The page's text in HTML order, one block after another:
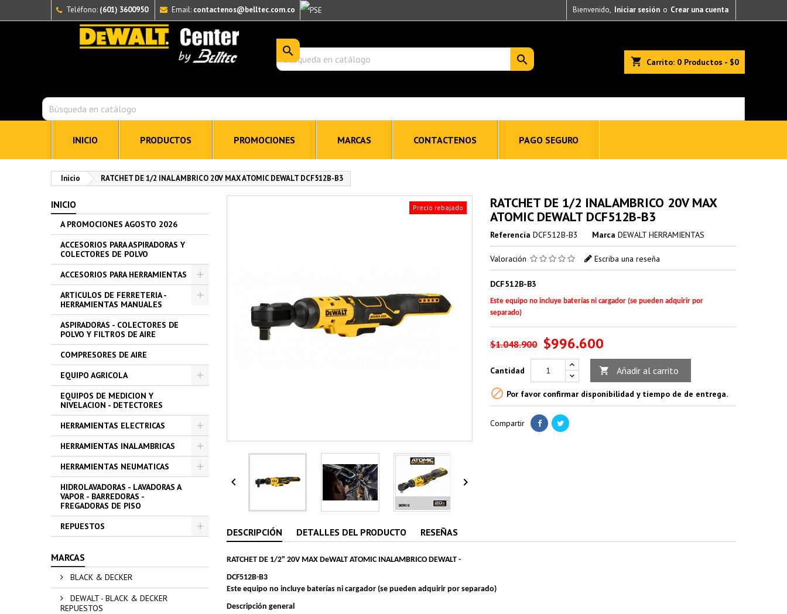
Teléfono: (601) 3600950 Email: contactenos@belltec.com.co Bienvenido, Iniciar sesión o Crear una cuenta
shopping_cart Carrito: 0 Productos - $0


INICIO PRODUCTOS PROMOCIONES MARCAS CONTACTENOS PAGO SEGURO
Inicio RATCHET DE 1/2 INALAMBRICO 20V MAX ATOMIC DEWALT DCF512B-B3
INICIO
A PROMOCIONES AGOSTO 2026
ACCESORIOS PARA ASPIRADORAS Y
COLECTORES DE POLVO
ACCESORIOS PARA HERRAMIENTAS
ARTICULOS DE FERRETERIA -
HERRAMIENTAS MANUALES
ASPIRADORAS - COLECTORES DE
POLVO Y FILTROS DE AIRE
COMPRESORES DE AIRE
EQUIPO AGRICOLA
EQUIPOS DE MEDICION Y
NIVELACION - DETECTORES
HERRAMIENTAS ELECTRICAS
HERRAMIENTAS INALAMBRICAS
HERRAMIENTAS NEUMATICAS
HIDROLAVADORAS - LAVADORAS A
VAPOR - BARREDORAS -
FREGADORAS DE PISO
REPUESTOS
MARCAS
BLACK & DECKER
DEWALT - BLACK & DECKER
REPUESTOS
Precio rebajado
 
RATCHET DE 1/2 INALAMBRICO 20V MAX
ATOMIC DEWALT DCF512B-B3
Referencia DCF512B-B3 Marca DEWALT HERRAMIENTAS
Valoración Escriba una reseña
DCF512B-B3
Este equipo no incluye baterías ni cargador (se pueden adquirir por
separado)
$1.048.900 $996.600
Cantidad  Añadir al carrito
 Por favor confirmar disponibilidad y tiempo de de entrega.
Compartir
DESCRIPCIÓN DETALLES DEL PRODUCTO RESEÑAS
RATCHET DE 1/2" 20V MAX DeWALT ATOMIC INALAMBRICO DEWALT -
DCF512B-B3
Este equipo no incluye baterías ni cargador (se pueden adquirir por separado)
Descripción general